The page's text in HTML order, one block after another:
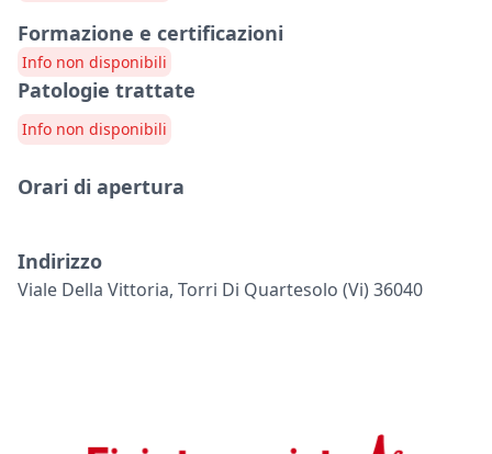
Formazione e certificazioni
Info non disponibili
Patologie trattate
Info non disponibili
Orari di apertura
Indirizzo
Viale Della Vittoria, Torri Di Quartesolo (vi) 36040